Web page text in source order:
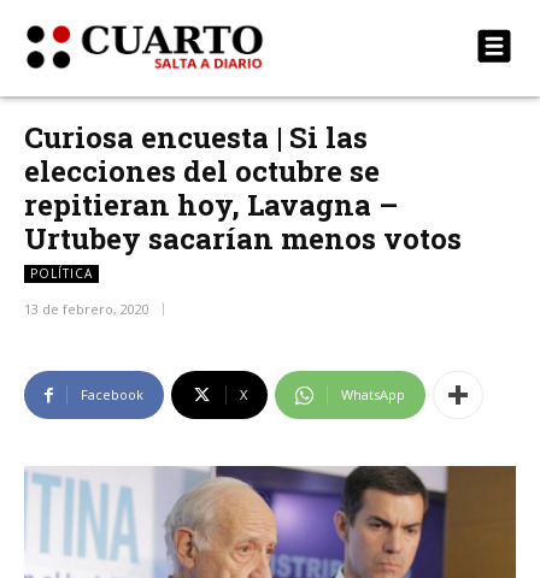
Curiosa encuesta | Si las
elecciones del octubre se
repitieran hoy, Lavagna –
Urtubey sacarían menos votos
POLÍTICA
13 de febrero, 2020
Facebook X WhatsApp